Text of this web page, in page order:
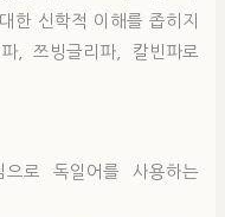
한 신학적 이해를 좁히지
, 쯔빙글리파, 칼빈파로
로 독일어를 사용하는